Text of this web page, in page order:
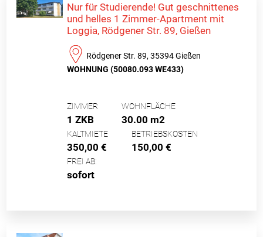
Nur für Studierende! Gut geschnittenes
und helles 1 Zimmer-Apartment mit
Loggia, Rödgener Str. 89, Gießen
Rödgener Str. 89, 35394 Gießen
WOHNUNG (50080.093 WE433)
ZIMMER
1 ZKB
WOHNFLÄCHE
30.00 m2
KALTMIETE
350,00 €
BETRIEBSKOSTEN
150,00 €
FREI AB:
sofort